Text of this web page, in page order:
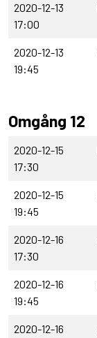
2020-12-13
17:00
2020-12-13
19:45
Omgång 12
2020-12-15
17:30
2020-12-15
19:45
2020-12-16
17:30
2020-12-16
19:45
2020-12-16